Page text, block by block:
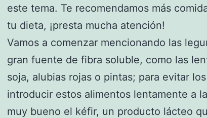
este tema. Te recomendamos más
tu dieta, ¡presta mucha atención!
Vamos a comenzar mencionando las
gran fuente de fibra soluble, como las
soja, alubias rojas o pintas; para evitar
introducir estos alimentos lentamente a
muy bueno el kéfir, un producto lácteo